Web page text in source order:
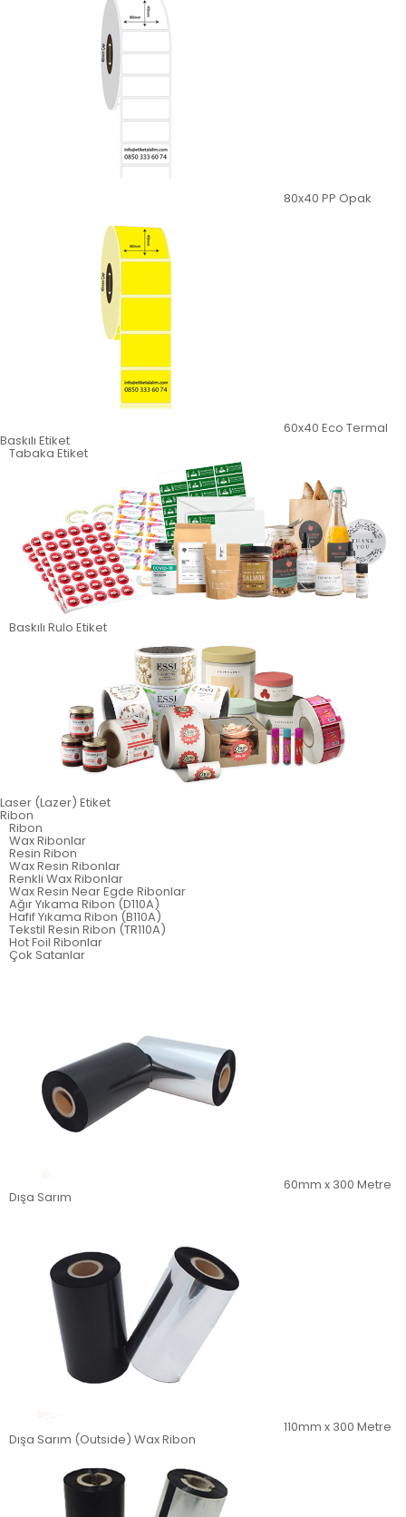
80x40 PP Opak
60x40 Eco Termal
Baskılı Etiket
Tabaka Etiket
Baskılı Rulo Etiket
Laser (Lazer) Etiket
Ribon
Ribon
Wax Ribonlar
Resin Ribon
Wax Resin Ribonlar
Renkli Wax Ribonlar
Wax Resin Near Egde Ribonlar
Ağır Yıkama Ribon (D110A)
Hafif Yıkama Ribon (B110A)
Tekstil Resin Ribon (TR110A)
Hot Foil Ribonlar
Çok Satanlar
60mm x 300 Metre
Dışa Sarım
110mm x 300 Metre
Dışa Sarım (Outside) Wax Ribon